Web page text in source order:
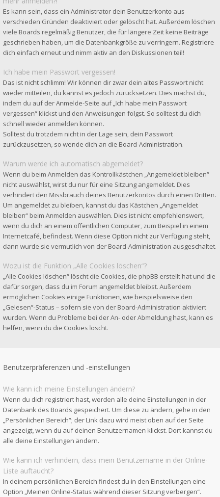
Es kann sein, dass ein Administrator dein Benutzerkonto aus
verschieden Gründen deaktiviert oder gelöscht hat. Außerdem löschen
viele Boards regelmäßig Benutzer, die für längere Zeit keine Beiträge
geschrieben haben, um die Datenbankgröße zu verringern. Registriere
dich einfach erneut und nimm aktiv an den Diskussionen teil!
Ich habe mein Passwort vergessen!
Das ist nicht schlimm! Wir können dir zwar dein altes Passwort nicht
wieder mitteilen, du kannst es jedoch zurücksetzen. Dies machst du,
indem du auf der Anmelde-Seite auf „Ich habe mein Passwort
vergessen“ klickst und den Anweisungen folgst. So solltest du dich
schnell wieder anmelden können.
Solltest du trotzdem nicht in der Lage sein, dein Passwort
zurückzusetzen, so wende dich an die Board-Administration.
Warum werde ich automatisch abgemeldet?
Wenn du beim Anmelden das Kontrollkästchen „Angemeldet bleiben“
nicht auswählst, wirst du nur für eine Sitzung angemeldet. Dies
verhindert den Missbrauch deines Benutzerkontos durch einen Dritten.
Um angemeldet zu bleiben, kannst du das Kästchen „Angemeldet
bleiben“ beim Anmelden auswählen. Dies ist nicht empfehlenswert,
wenn du dich an einem öffentlichen Computer, zum Beispiel in einem
Internetcafé, befindest. Wenn diese Option nicht zur Verfügung steht,
dann wurde sie vermutlich von der Board-Administration ausgeschaltet.
Wozu ist die Funktion „Alle Cookies löschen“?
„Alle Cookies löschen“ löscht die Cookies, die phpBB erstellt hat und die
dafür sorgen, dass du im Forum angemeldet bleibst. Außerdem
ermöglichen Cookies einige Funktionen, wie beispielsweise den
„Gelesen“-Status – sofern sie von der Board-Administration aktiviert
wurden. Wenn du Probleme bei der An- oder Abmeldung hast, kann es
helfen, wenn du die Cookies löscht.
Benutzerpräferenzen und -einstellungen
Wie kann ich meine Einstellungen ändern?
Wenn du dich registriert hast, werden alle deine Einstellungen in der
Datenbank des Boards gespeichert. Um diese zu ändern, gehe in den
„Persönlichen Bereich“; der Link dazu wird meist oben auf der Seite
angezeigt, wenn du auf deinen Benutzernamen klickst. Dort kannst du
alle deine Einstellungen ändern.
Wie kann ich verhindern, dass mein Benutzername in der Online-
Liste auftaucht?
In deinem persönlichen Bereich findest du in den Einstellungen eine
Option „Meinen Online-Status während dieser Sitzung verbergen“.